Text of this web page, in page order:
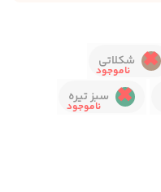
شکلاتی
سبز تیره